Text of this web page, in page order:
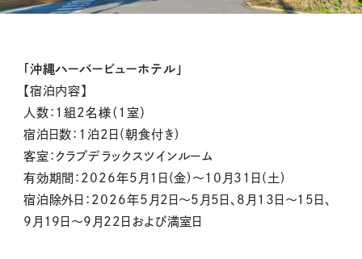
「沖縄ハーバービューホテル」
【宿泊内容】
人数：1組2名様（1室）
宿泊日数：1泊2日(朝食付き)
客室：クラブデラックスツインルーム
有効期間：2026年5 月 1 日 (金) ～ 10 月 31 日 ( 土 )
宿泊除外日： 2026年5月2日～5月5日、 8月13日～15日、
9月19日～9月22日および満室日